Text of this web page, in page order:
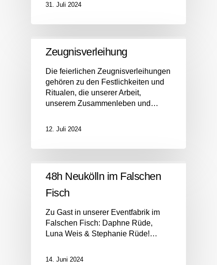
31. Juli 2024
Zeugnisverleihung
Die feierlichen Zeugnisverleihungen
gehören zu den Festlichkeiten und
Ritualen, die unserer Arbeit,
unserem Zusammenleben und…
12. Juli 2024
48h Neukölln im Falschen
Fisch
Zu Gast in unserer Eventfabrik im
Falschen Fisch: Daphne Rüde,
Luna Weis & Stephanie Rüde!…
14. Juni 2024